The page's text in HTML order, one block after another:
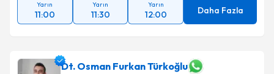
Yarın
11:00
Yarın
11:30
Yarın
12:00 Daha Fazla
Dt. Osman Furkan Türkoğlu